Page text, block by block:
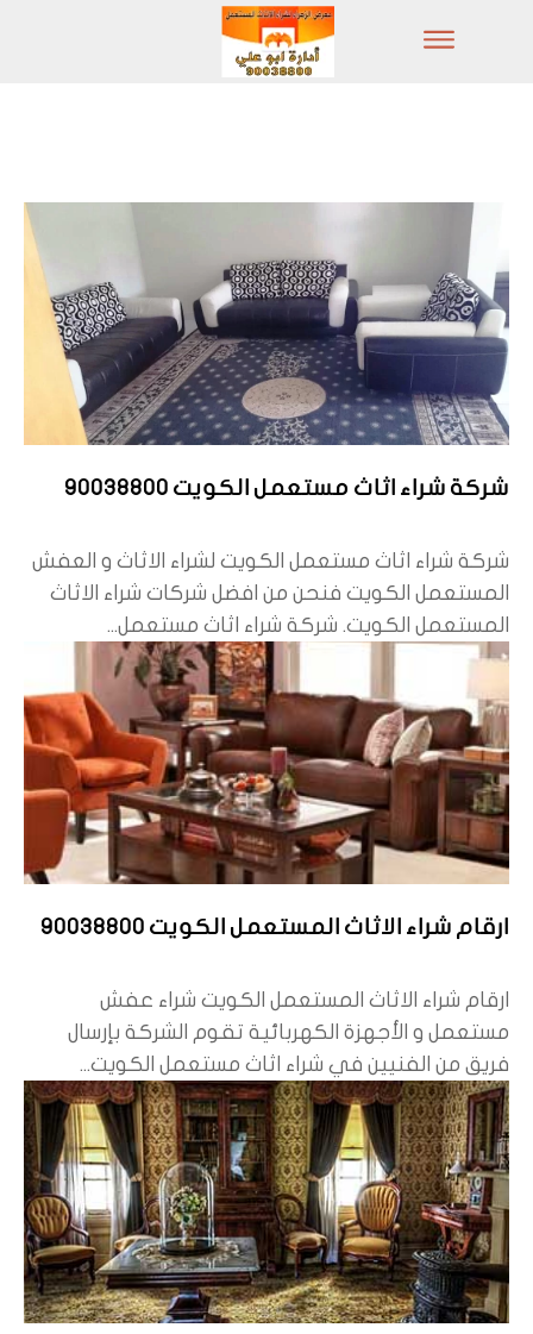
شركة شراء اثاث مستعمل الكويت 90038800
شركة شراء اثاث مستعمل الكويت لشراء الاثاث و العفش
المستعمل الكويت فنحن من افضل شركات شراء الاثاث
المستعمل الكويت. شركة شراء اثاث مستعمل...
ارقام شراء الاثاث المستعمل الكويت 90038800
ارقام شراء الاثاث المستعمل الكويت شراء عفش
مستعمل و الأجهزة الكهربائية تقوم الشركة بإرسال
فريق من الفنيين في شراء اثاث مستعمل الكويت...